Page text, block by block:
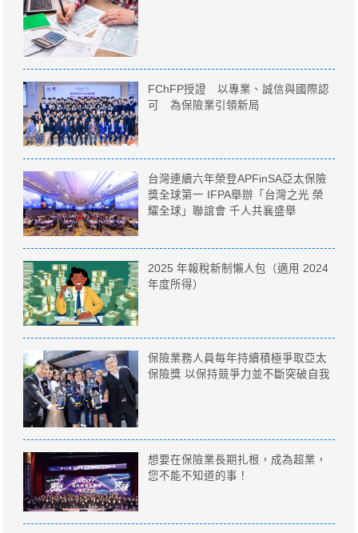
FChFP授證 以專業、誠信與國際認
可 為保險業引領新局
台灣連續六年榮登APFinSA亞太保險
獎全球第一 IFPA舉辦「台灣之光 榮
耀全球」聯誼會 千人共襄盛舉
2025 年報稅新制懶人包（適用 2024
年度所得）
保險業務人員每年持續積極爭取亞太
保險獎 以保持競爭力並不斷突破自我
想要在保險業長期扎根，成為超業，
您不能不知道的事！